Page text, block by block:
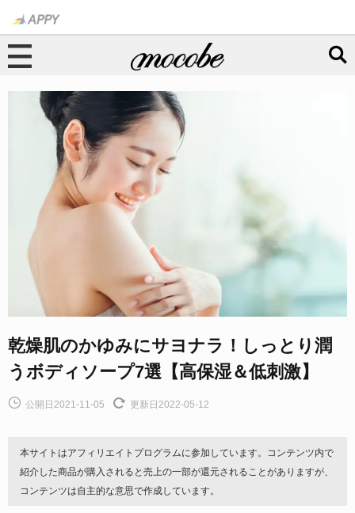
乾燥肌のかゆみにサヨナラ！しっとり潤
うボディソープ7選【高保湿＆低刺激】
公開日2021-11-05 更新日2022-05-12
本サイトはアフィリエイトプログラムに参加しています。コンテンツ内で
紹介した商品が購入されると売上の一部が還元されることがありますが、
コンテンツは自主的な意思で作成しています。